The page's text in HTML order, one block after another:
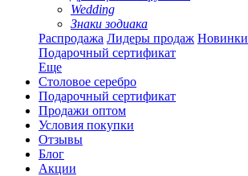
Wedding
Знаки зодиака
Распродажа Лидеры продаж Новинки
Подарочный сертификат
Еще
Столовое серебро
Подарочный сертификат
Продажи оптом
Условия покупки
Отзывы
Блог
Акции